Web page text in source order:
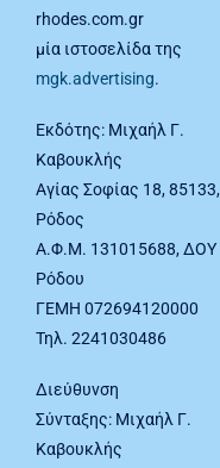
rhodes.com.gr
μία ιστοσελίδα της
mgk.advertising.
Εκδότης: Μιχαήλ Γ.
Καβουκλής
Αγίας Σοφίας 18, 85133,
Ρόδος
Α.Φ.Μ. 131015688, ΔΟΥ
Ρόδου
ΓΕΜΗ 072694120000
Τηλ. 2241030486
Διεύθυνση
Σύνταξης: Μιχαήλ Γ.
Καβουκλής